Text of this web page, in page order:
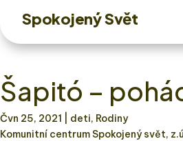
Spokojený Svět
Šapitó –
Čvn 25, 2021 | deti, Rodiny
Komunitní centrum Spokojený svět,